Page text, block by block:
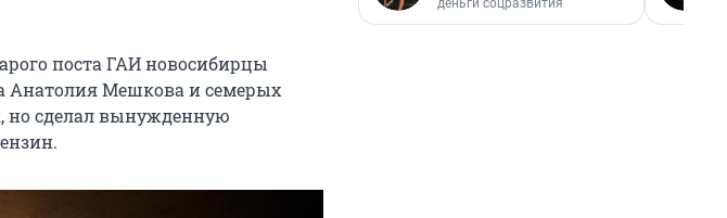
поста ГАИ новосибирцы
Анатолия Мешкова и семерых
но сделал вынужденную
деньги соцразвития